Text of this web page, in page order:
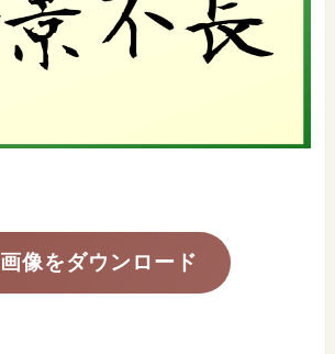
画像をダウンロード